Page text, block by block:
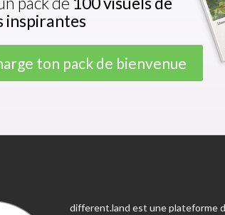
inspirantes
ton pack de bienvenue
different.land est une plateforme